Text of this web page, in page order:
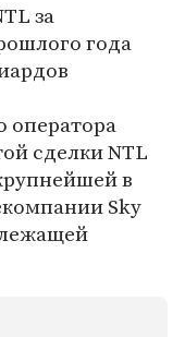
за
года
оператора
сделки NTL
в
Sky